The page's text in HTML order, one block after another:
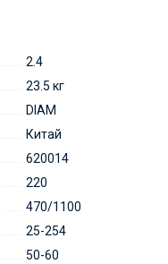
2.4
23.5 кг
DIAM
Китай
620014
220
470/1100
25-254
50-60